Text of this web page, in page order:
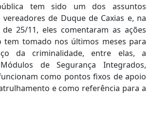
tem sido um dos assuntos
de Duque de Caxias e, na
25/11, eles comentaram as ações
tem tomado nos últimos meses para
da criminalidade, entre elas, a
de Segurança Integrados,
como pontos fixos de apoio
e como referência para a